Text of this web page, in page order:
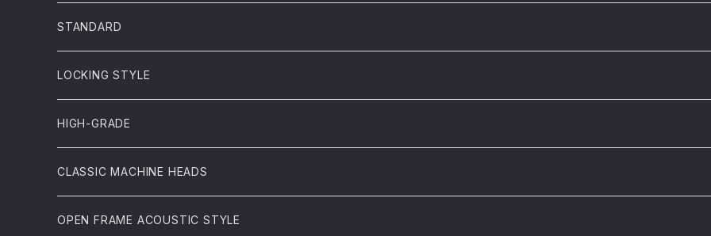
STANDARD
LOCKING STYLE
HIGH-GRADE
CLASSIC MACHINE HEADS
OPEN FRAME ACOUSTIC STYLE